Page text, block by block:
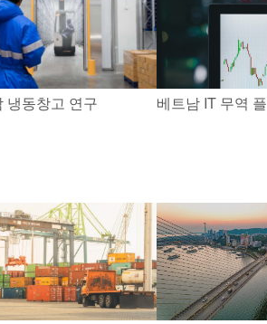
냉동창고 연구 베트남 IT 무역